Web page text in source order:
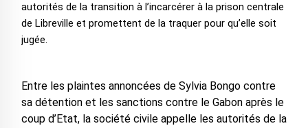
autorités de la transition à l’incarcérer à la prison centrale
de Libreville et promettent de la traquer pour qu’elle soit
jugée.
Entre les plaintes annoncées de Sylvia Bongo contre
sa détention et les sanctions contre le Gabon après le
coup d’Etat, la société civile appelle les autorités de la